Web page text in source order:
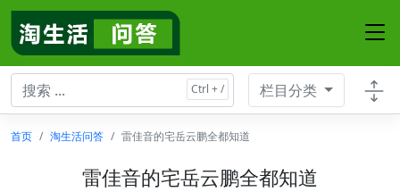
栏目分类
首页 淘生活问答 雷佳音的宅岳云鹏全都知道
雷佳音的宅岳云鹏全都知道